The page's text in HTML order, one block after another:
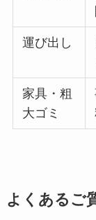
運び出し
家具・粗
大ゴミ
よくあるご